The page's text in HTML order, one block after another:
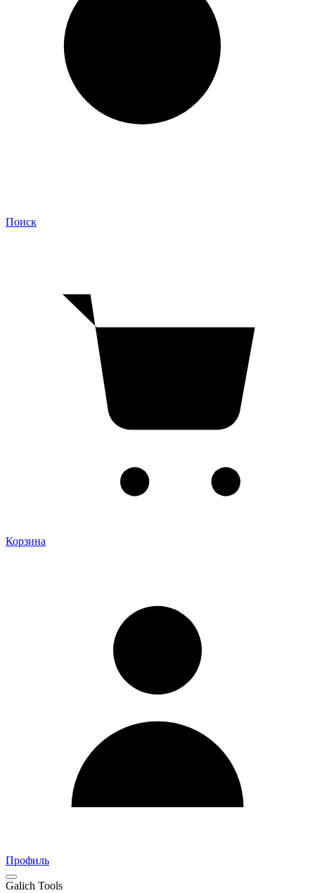
Поиск
Корзина
Профиль
Связаться с нами
Поможем с подбором и заказом
Galich Tools